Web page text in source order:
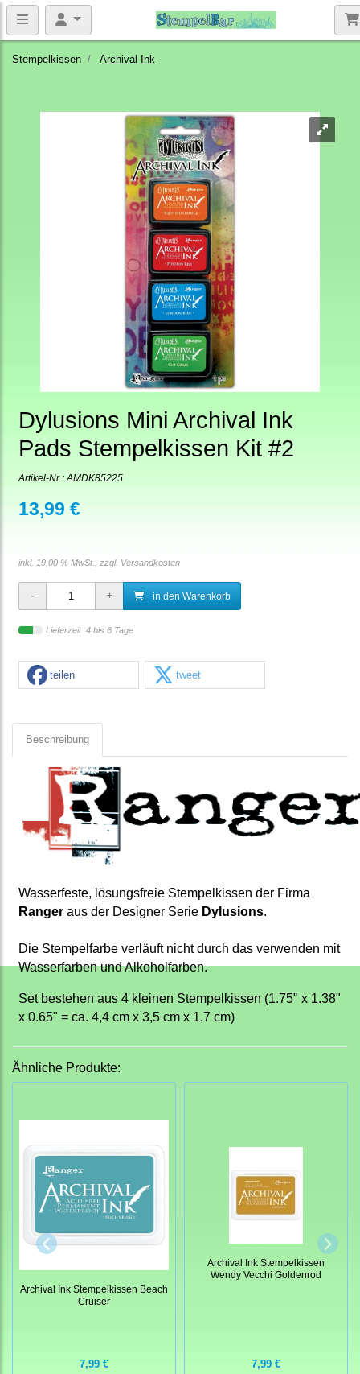
Stempelkissen Archival Ink
Dylusions Mini Archival Ink
Pads Stempelkissen Kit #2
Artikel-Nr.: AMDK85225
13,99 €
inkl. 19,00 % MwSt., zzgl. Versandkosten
in den Warenkorb
Lieferzeit: 4 bis 6 Tage
teilen tweet
Beschreibung
Wasserfeste, lösungsfreie Stempelkissen der Firma
Ranger aus der Designer Serie Dylusions.
Die Stempelfarbe verläuft nicht durch das verwenden mit
Wasserfarben und Alkoholfarben.
Set bestehen aus 4 kleinen Stempelkissen (1.75" x 1.38"
x 0.65" = ca. 4,4 cm x 3,5 cm x 1,7 cm)
Ähnliche Produkte:
Archival Ink Stempelkissen Beach
Cruiser
7,99 €
Archival Ink Stempelkissen
Wendy Vecchi Goldenrod
7,99 €